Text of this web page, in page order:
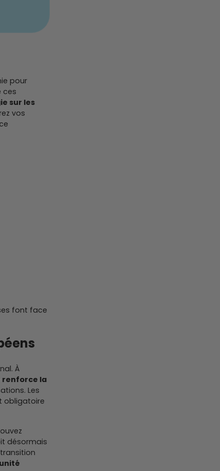
pour
ces
sur les
vos
font face
À
renforce la
Les
obligatoire
désormais